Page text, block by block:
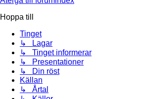
Hoppa till
Tinget
↳ Lagar
↳ Tinget informerar
↳ Presentationer
↳ Din röst
Källan
↳ Årtal